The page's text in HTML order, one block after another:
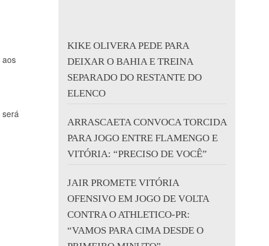
aos
será
KIKE OLIVERA PEDE PARA
DEIXAR O BAHIA E TREINA
SEPARADO DO RESTANTE DO
ELENCO
ARRASCAETA CONVOCA TORCIDA
PARA JOGO ENTRE FLAMENGO E
VITÓRIA: “PRECISO DE VOCÊ”
JAIR PROMETE VITÓRIA
OFENSIVO EM JOGO DE VOLTA
CONTRA O ATHLETICO-PR:
“VAMOS PARA CIMA DESDE O